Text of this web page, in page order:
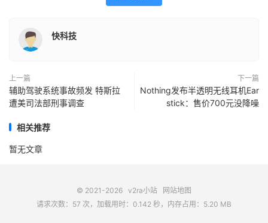
快科技
上一篇
辅助驾驶系统事故频发 特斯拉
遭美司法部刑事调查
下一篇
Nothing发布半透明无线耳机Ear
stick：售价700元没降噪
相关推荐
暂无文章
© 2021-2026 v2ra小站
网站地图
请求次数：57 次，加载用时：0.142 秒，内存占用：5.20 MB